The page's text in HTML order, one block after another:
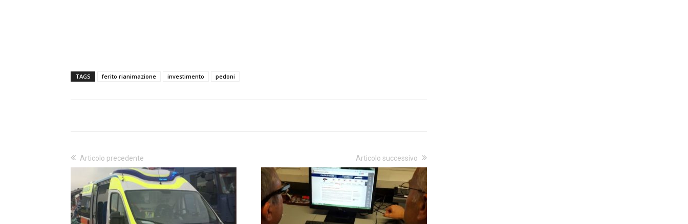
TAGS ferito rianimazione investimento pedoni
Articolo precedente Articolo successivo